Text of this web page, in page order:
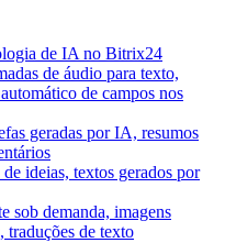
de IA no Bitrix24
de áudio para texto,
de campos nos
geradas por IA, resumos
ideias, textos gerados por
sob demanda, imagens
traduções de texto